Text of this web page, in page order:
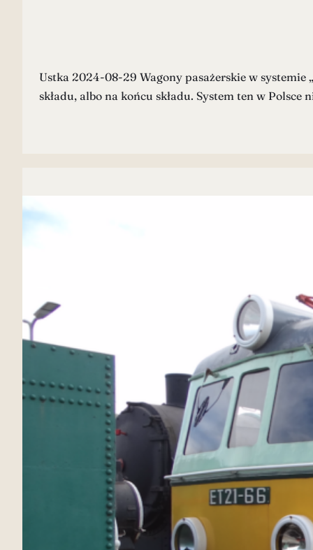
Ustka 2024-08-29 Wagony pasażerskie w
składu, albo na końcu składu. System ten w